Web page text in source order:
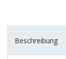
Beschreibung